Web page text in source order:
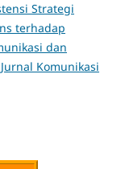
Strategi
terhadap
dan
Komunikasi